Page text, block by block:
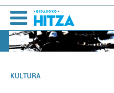
KULTURA